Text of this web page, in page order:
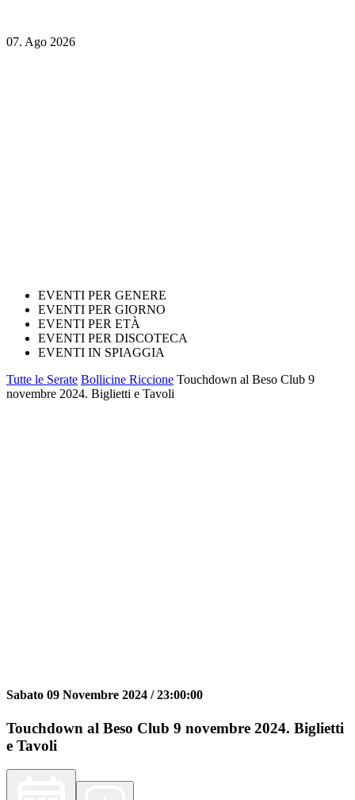
07. Ago 2026
EVENTI PER GENERE
EVENTI PER GIORNO
EVENTI PER ETÀ
EVENTI PER DISCOTECA
EVENTI IN SPIAGGIA
Tutte le Serate Bollicine Riccione Touchdown al Beso Club 9
novembre 2024. Biglietti e Tavoli
Sabato 09 Novembre 2024 /23:00:00
Touchdown al Beso Club 9 novembre 2024. Biglietti
e Tavoli